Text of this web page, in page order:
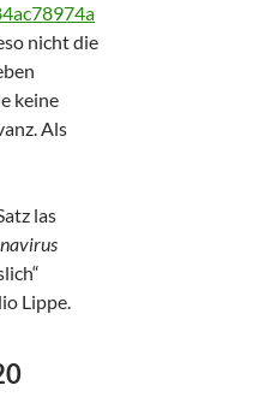
nicht die
keine
Als
las
Lippe.